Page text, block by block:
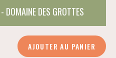
DOMAINE DES GROTTES
AJOUTER AU PANIER